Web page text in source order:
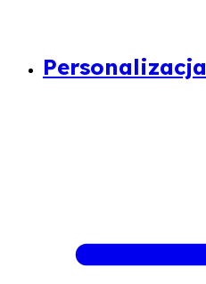
Personalizacja